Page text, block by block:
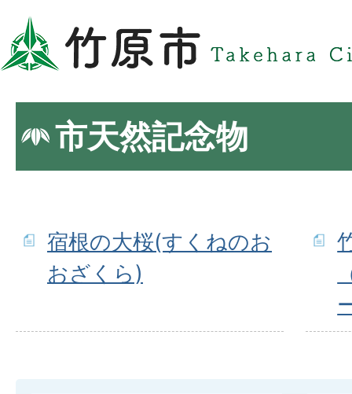
市天然記念物
宿根の大桜(すくねのお
おざくら)